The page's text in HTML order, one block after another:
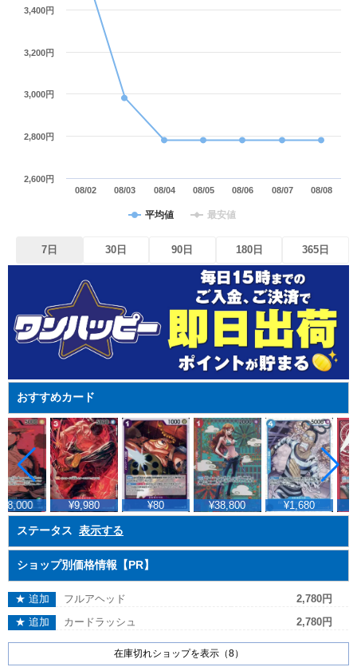
平均値 最安値
08/02 08/03 08/04 08/05 08/06 08/07 08/08
2,600円
2,800円
3,000円
3,200円
3,400円
7日 30日 90日 180日 365日
おすすめカード
¥9,980 ¥80 ¥38,800 ¥1,680
ステータス 表示する
ショップ別価格情報【PR】
★ 追加 フルアヘッド
2,780円
★ 追加
カードラッシュ 2,780円
在庫切れショップを表示（8）